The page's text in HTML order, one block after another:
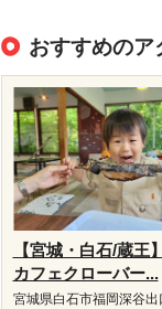
おすすめのア
【宮城・白石/蔵王
カフェクローバー...
宮城県白石市福岡深谷出